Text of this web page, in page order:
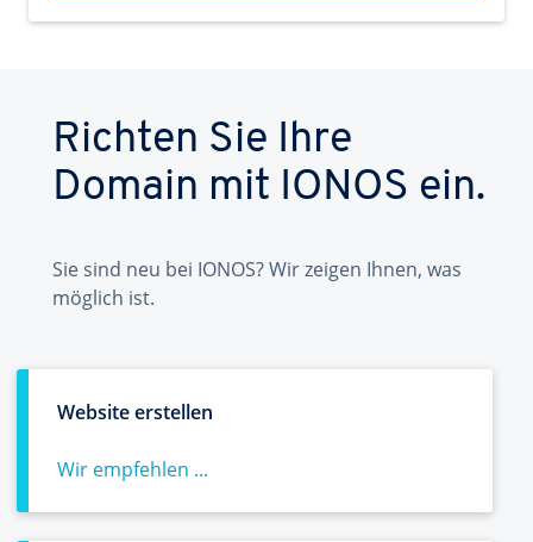
Richten Sie Ihre
Domain mit IONOS ein.
Sie sind neu bei IONOS? Wir zeigen Ihnen, was
möglich ist.
Website erstellen
Wir empfehlen ...